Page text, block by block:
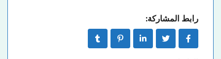
رابط المشاركة: